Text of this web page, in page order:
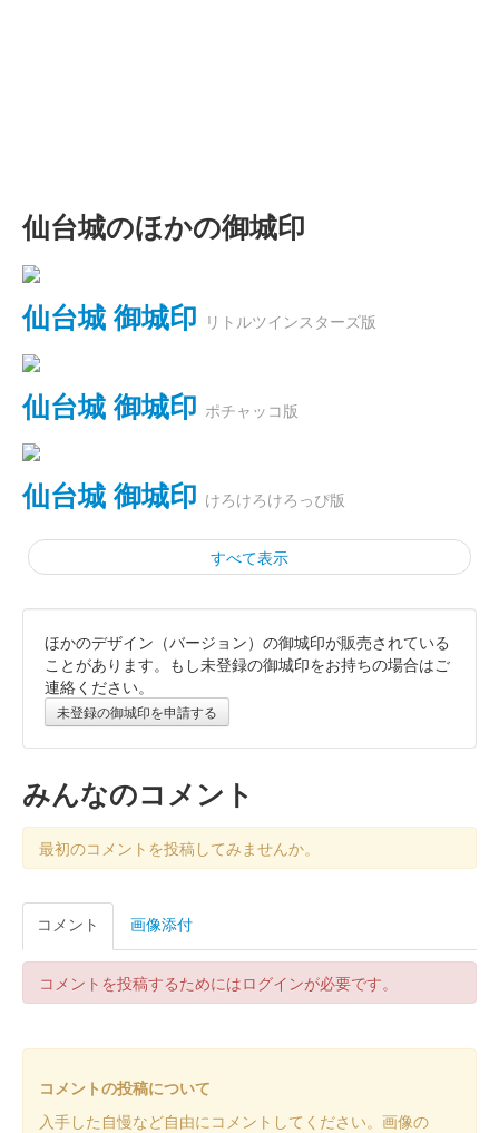
仙台城のほかの御城印
仙台城 御城印 リトルツインスターズ版
仙台城 御城印 ポチャッコ版
仙台城 御城印 けろけろけろっぴ版
すべて表示
仙台城 御城印 ハンギョドン版
仙台城 御城印 マイメロディ版
販売終了
仙台城 御城印 クロミ版
仙台城 御城印 ポムポムプリン版
仙臺城（仙台城） 御城印 新シリーズ第四弾
ほかのデザイン（バージョン）の御城印が販売されている
ことがあります。もし未登録の御城印をお持ちの場合はご
連絡ください。
未登録の御城印を申請する
みんなのコメント
最初のコメントを投稿してみませんか。
コメント 画像添付
コメントを投稿するためにはログインが必要です。
コメントの投稿について
入手した自慢など自由にコメントしてください。画像の